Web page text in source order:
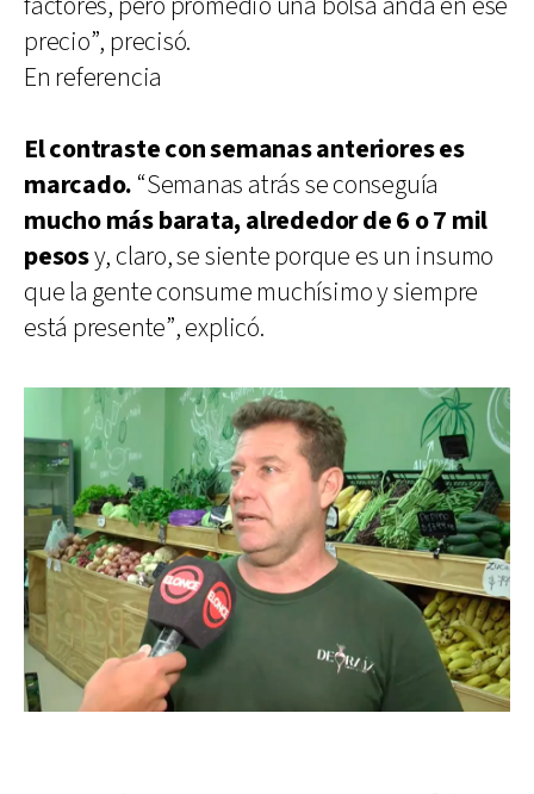
precio”, precisó.
En referencia
El contraste con semanas anteriores es
marcado. “Semanas atrás se conseguía
mucho más barata, alrededor de 6 o 7 mil
pesosy, claro, se siente porque es un insumo
que la gente consume muchísimo y siempre
está presente”, explicó.